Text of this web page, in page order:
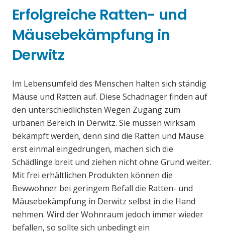
Erfolgreiche Ratten- und
Mäusebekämpfung in
Derwitz
Im Lebensumfeld des Menschen halten sich ständig
Mäuse und Ratten auf. Diese Schadnager finden auf
den unterschiedlichsten Wegen Zugang zum
urbanen Bereich in Derwitz. Sie müssen wirksam
bekämpft werden, denn sind die Ratten und Mäuse
erst einmal eingedrungen, machen sich die
Schädlinge breit und ziehen nicht ohne Grund weiter.
Mit frei erhältlichen Produkten können die
Bewwohner bei geringem Befall die Ratten- und
Mäusebekämpfung in Derwitz selbst in die Hand
nehmen. Wird der Wohnraum jedoch immer wieder
befallen, so sollte sich unbedingt ein